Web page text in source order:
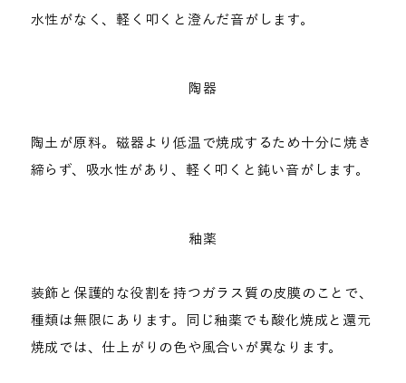
水性がなく、軽く叩くと澄んだ音がします。
陶器
陶土が原料。磁器より低温で焼成するため十分に焼き
締らず、吸水性があり、軽く叩くと鈍い音がします。
釉薬
装飾と保護的な役割を持つガラス質の皮膜のことで、
種類は無限にあります。同じ釉薬でも酸化焼成と還元
焼成では、仕上がりの色や風合いが異なります。